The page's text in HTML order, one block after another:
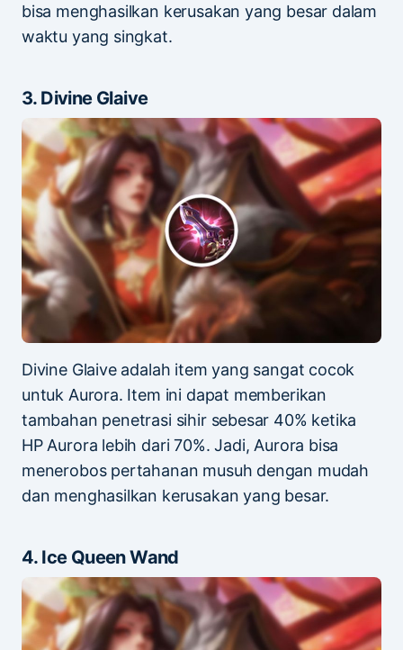
bisa menghasilkan kerusakan yang besar dalam
waktu yang singkat.
3. Divine Glaive
Divine Glaive adalah item yang sangat cocok
untuk Aurora. Item ini dapat memberikan
tambahan penetrasi sihir sebesar 40% ketika
HP Aurora lebih dari 70%. Jadi, Aurora bisa
menerobos pertahanan musuh dengan mudah
dan menghasilkan kerusakan yang besar.
4. Ice Queen Wand